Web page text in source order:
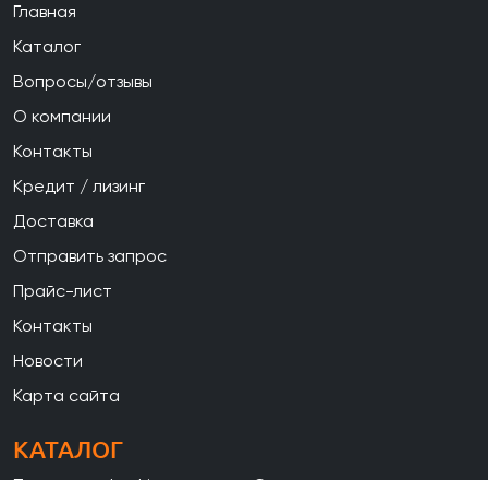
Главная
Каталог
Вопросы/отзывы
О компании
Контакты
Кредит / лизинг
Доставка
Отправить запрос
Прайс-лист
Контакты
Новости
Карта сайта
КАТАЛОГ